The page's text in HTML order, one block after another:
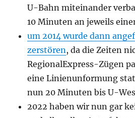
U-Bahn miteinander
10 Minuten an jeweils
um 2014 wurde dann
zerstören, da die Zeiten
RegionalExpress-Zügen
eine Linienunformung
nun 20 Minuten bis U-
2022 haben wir nun gar